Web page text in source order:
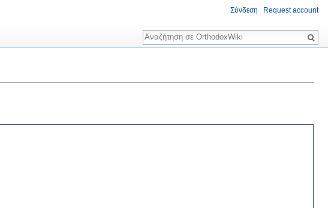
Σύνδεση Request account
Αναζήτηση